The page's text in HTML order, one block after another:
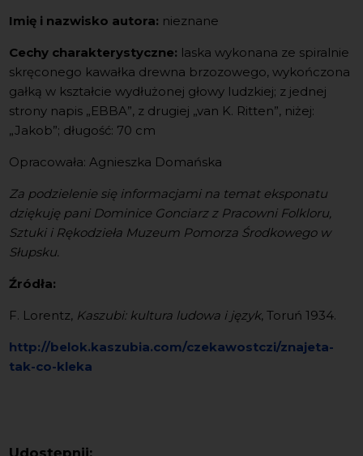
Imię i nazwisko autora: nieznane
Cechy charakterystyczne: laska wykonana ze spiralnie
skręconego kawałka drewna brzozowego, wykończona
gałką w kształcie wydłużonej głowy ludzkiej; z jednej
strony napis „EBBA”, z drugiej „van K. Ritten”, niżej:
„Jakob”; długość: 70 cm
Opracowała: Agnieszka Domańska
Za podzielenie się informacjami na temat eksponatu
dziękuję pani Dominice Gonciarz z Pracowni Folkloru,
Sztuki i Rękodzieła Muzeum Pomorza Środkowego w
Słupsku.
Źródła:
F. Lorentz, Kaszubi: kultura ludowa i język, Toruń 1934.
http://belok.kaszubia.com/czekawostczi/znajeta-
tak-co-kleka